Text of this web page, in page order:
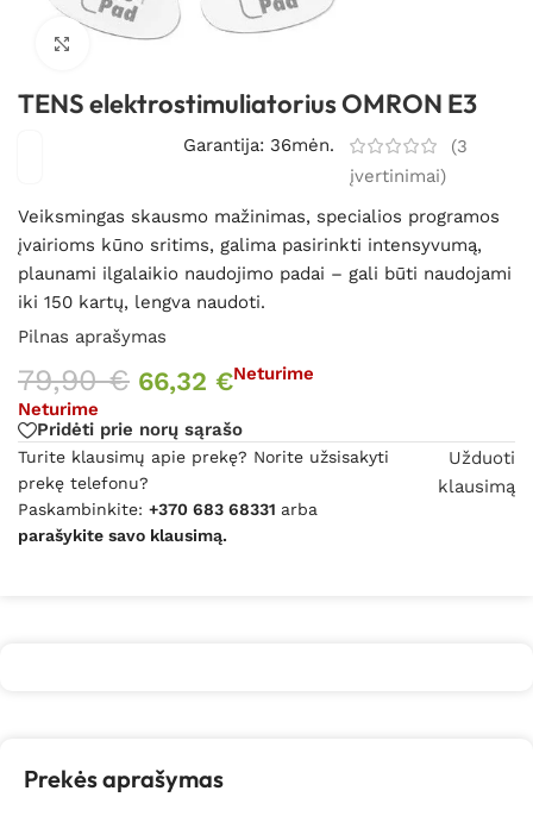
Spustelėkite, kad padidintumėte
TENS elektrostimuliatorius OMRON E3
Garantija: 36mėn. (3
įvertinimai)
Veiksmingas skausmo mažinimas, specialios programos
įvairioms kūno sritims, galima pasirinkti intensyvumą,
plaunami ilgalaikio naudojimo padai – gali būti naudojami
iki 150 kartų, lengva naudoti.
Pilnas aprašymas
79,90€ 66,32 €Neturime
Neturime
Pridėti prie norų sąrašo
Turite klausimų apie prekę? Norite užsisakyti
prekę telefonu?
Paskambinkite: +370 683 68331 arba
parašykite savo klausimą.
Užduoti
klausimą
Prekės aprašymas